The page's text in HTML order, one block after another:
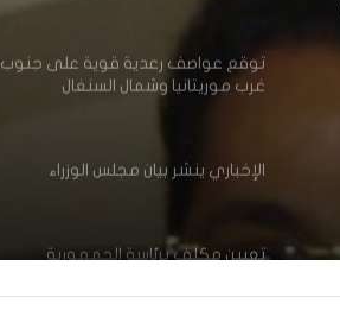
توقع عواصف رعدية قوية على جنوب
غرب موريتانيا وشمال السنغال
الإخباري ينشر بيان مجلس الوزراء
تعيين مكلف برئاسة الجمهورية